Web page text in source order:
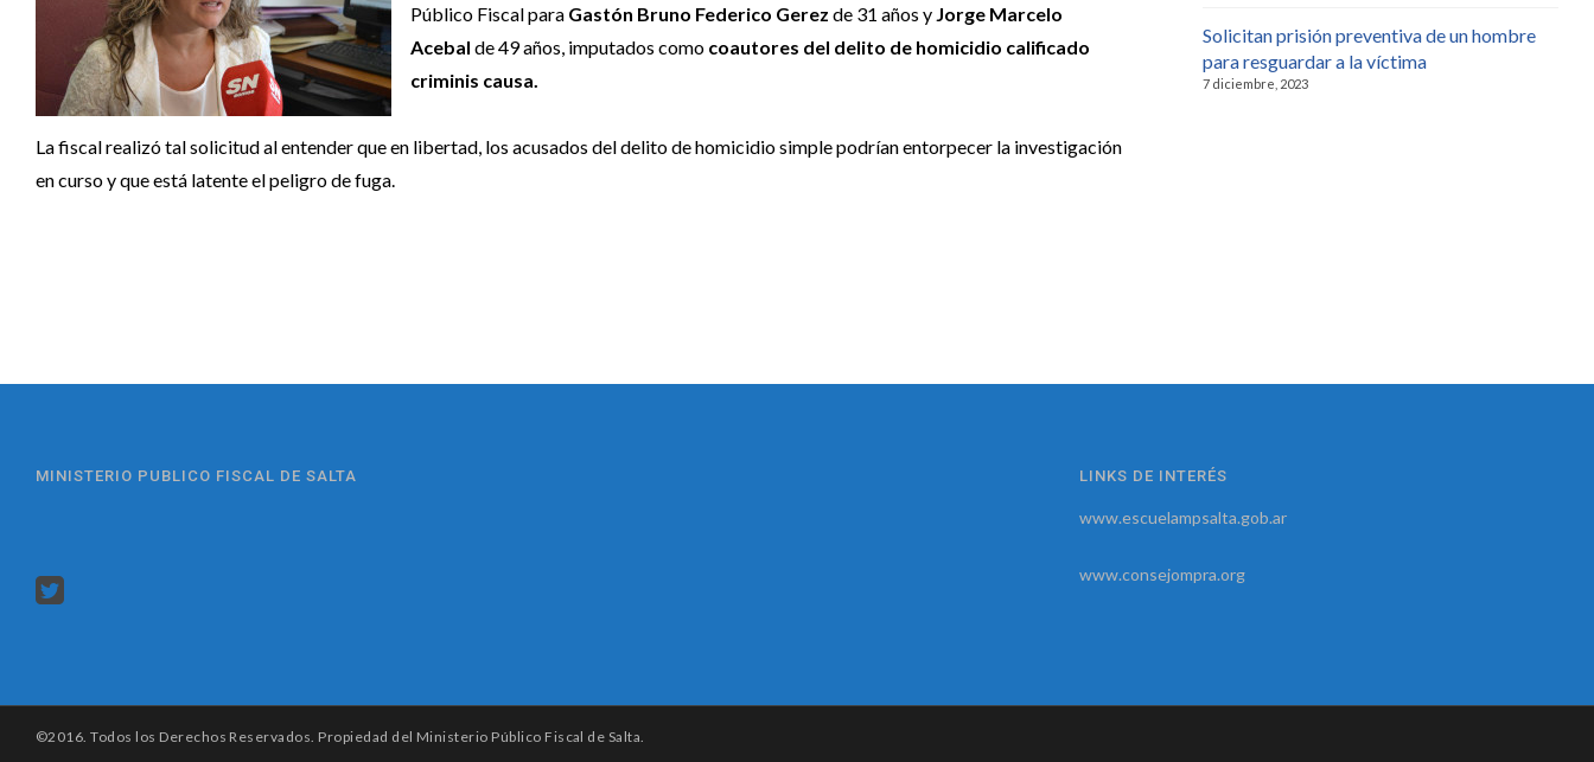
Público Fiscal para Gastón Bruno Federico Gerez de 31 años y Jorge Marcelo
Acebal de 49 años, imputados como coautores del delito de homicidio calificado
criminis causa.
La fiscal realizó tal solicitud al entender que en libertad, los acusados del delito de homicidio simple podrían entorpecer la investigación
en curso y que está latente el peligro de fuga.
Solicitan prisión preventiva de un hombre
para resguardar a la víctima
7 diciembre, 2023
MINISTERIO PUBLICO FISCAL DE SALTA LINKS DE INTERÉS
www.escuelampsalta.gob.ar
www.consejompra.org
©2016. Todos los Derechos Reservados. Propiedad del Ministerio Público Fiscal de Salta.